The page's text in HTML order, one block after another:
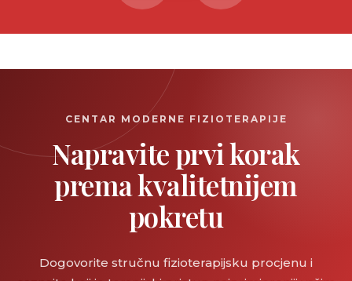
CENTAR MODERNE FIZIOTERAPIJE
Napravite prvi korak
prema kvalitetnijem
pokretu
Dogovorite stručnu fizioterapijsku procjenu i